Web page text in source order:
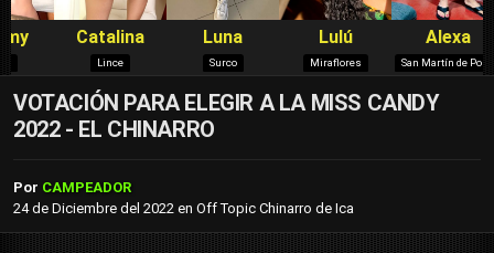
VOTACIÓN PARA ELEGIR A LA MISS CANDY
2022 - EL CHINARRO
Por CAMPEADOR
24 de Diciembre del 2022 en Off Topic Chinarro de Ica